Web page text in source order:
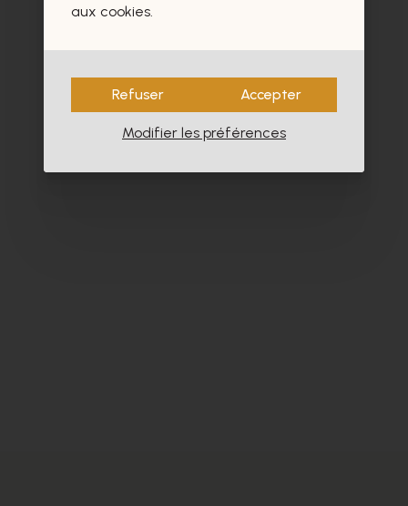
aux cookies.
Refuser Accepter
Modifier les préférences